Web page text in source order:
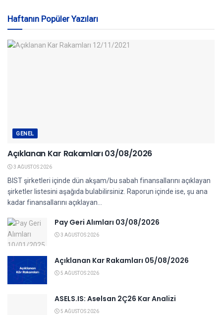
Haftanın Popüler Yazıları
GENEL
Açıklanan Kar Rakamları 03/08/2026
3 AĞUSTOS 2026
BIST şirketleri içinde dün akşam/bu sabah finansallarını açıklayan
şirketler listesini aşağıda bulabilirsiniz. Raporun içinde ise, şu ana
kadar finansallarını açıklayan...
Pay Geri Alımları 03/08/2026
3 AĞUSTOS 2026
Açıklanan Kar Rakamları 05/08/2026
5 AĞUSTOS 2026
ASELS.IS: Aselsan 2Ç26 Kar Analizi
5 AĞUSTOS 2026